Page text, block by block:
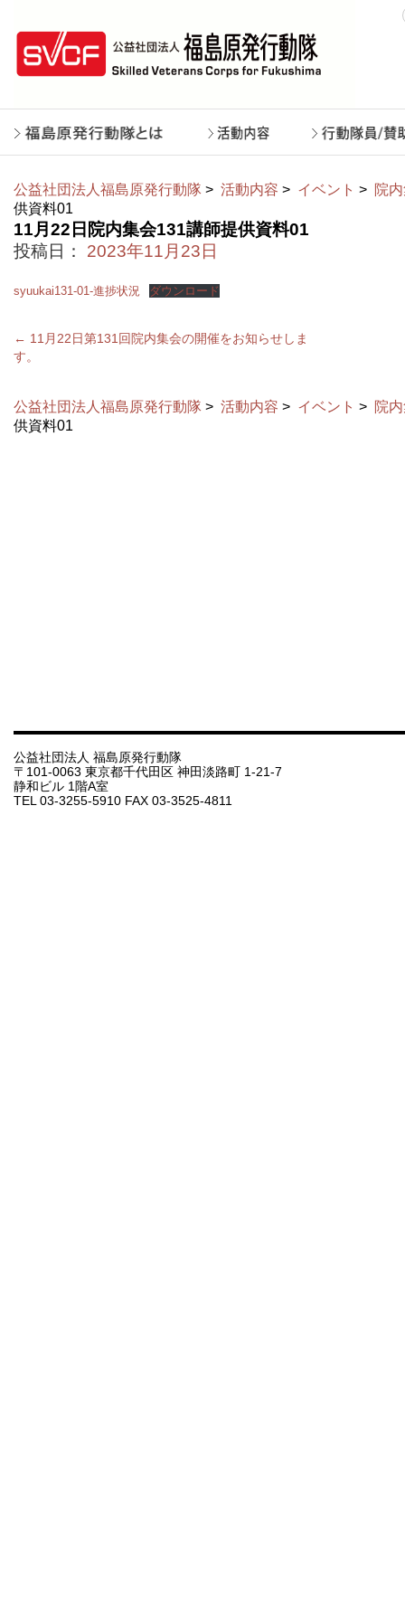
公益社団法人福島原発行動隊 > 活動内容 > イベント > 院
供資料01
11月22日院内集会131講師提供資料01
投稿日：
2023年11月23日
syuukai131-01-進捗状況 ダウンロード
← 11月22日第131回院内集会の開催をお知らせしま
す。
公益社団法人福島原発行動隊 > 活動内容 > イベント > 院
供資料01
公益社団法人 福島原発行動隊
〒101-0063 東京都千代田区 神田淡路町 1-21-7
静和ビル 1階A室
TEL 03-3255-5910 FAX 03-3525-4811